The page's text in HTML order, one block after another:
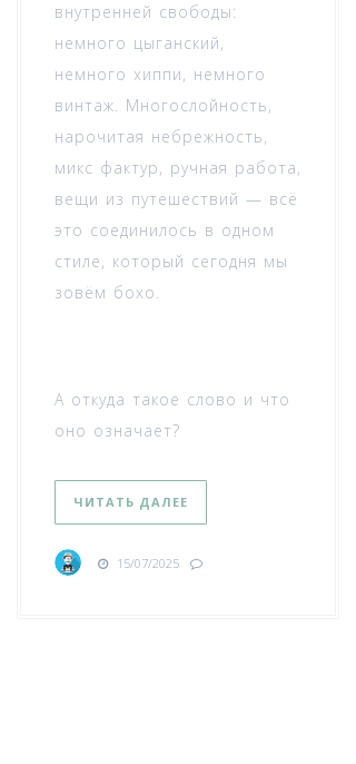
внутренней свободы:
немного цыганский,
немного хиппи, немного
винтаж. Многослойность,
нарочитая небрежность,
микс фактур, ручная работа,
вещи из путешествий — всё
это соединилось в одном
стиле, который сегодня мы
зовём бохо.
А откуда такое слово и что
оно означает?
ЧИТАТЬ ДАЛЕЕ
15/07/2025